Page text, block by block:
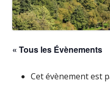
« Tous les Évènements
Cet évènement est